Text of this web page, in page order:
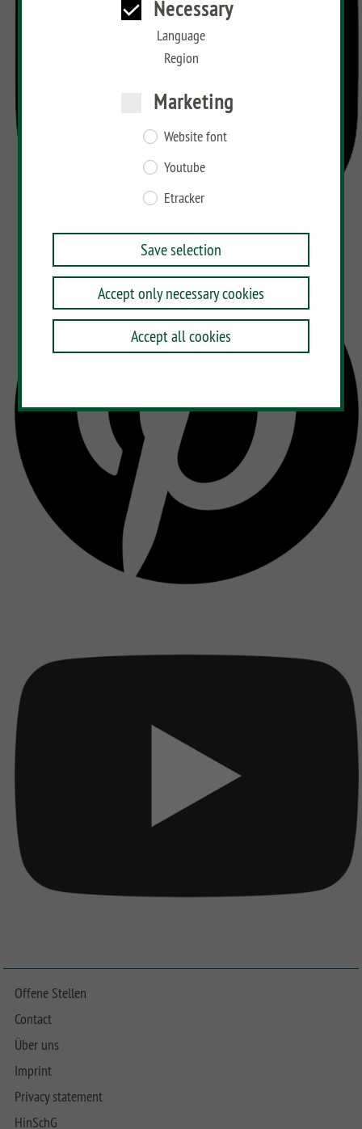
Necessary
Language
Region
Marketing
Website font
Youtube
Etracker
Save selection
Accept only necessary cookies
Accept all cookies
Offene Stellen
Contact
Über uns
Imprint
Privacy statement
HinSchG